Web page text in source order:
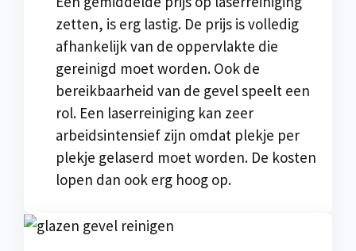
zetten, is erg lastig. De prijs is volledig
afhankelijk van de oppervlakte die
gereinigd moet worden. Ook de
bereikbaarheid van de gevel speelt een
rol. Een laserreiniging kan zeer
arbeidsintensief zijn omdat plekje per
plekje gelaserd moet worden. De kosten
lopen dan ook erg hoog op.